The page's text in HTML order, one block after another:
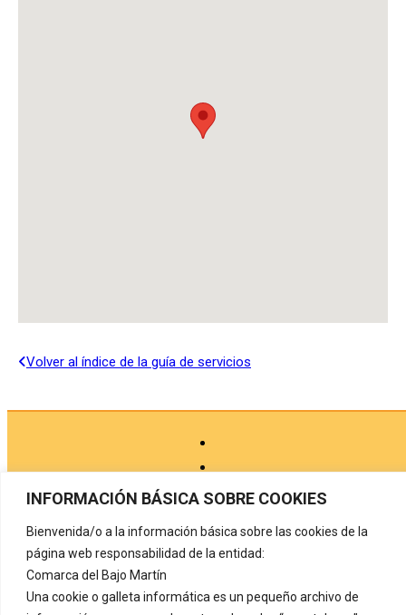
INFORMACIÓN BÁSICA SOBRE COOKIES
Bienvenida/o a la información básica sobre las cookies de la
página web responsabilidad de la entidad:
Comarca del Bajo Martín
Una cookie o galleta informática es un pequeño archivo de
Volver al índice de la guía de servicios
Aviso legal
Protección de datos